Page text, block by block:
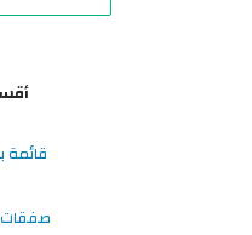
قائمة
صفقات